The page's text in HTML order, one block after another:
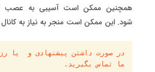
همچنین ممکن است آسیبی به عصب
شود. این ممکن است منجر به نیاز به
ما تماس بگیرید.